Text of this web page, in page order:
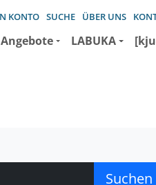
KONTO SUCHE ÜBER UNS
Angebote LABUKA